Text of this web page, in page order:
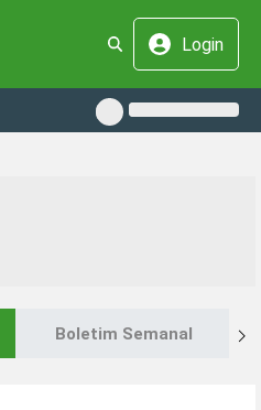
Login
Boletim Semanal